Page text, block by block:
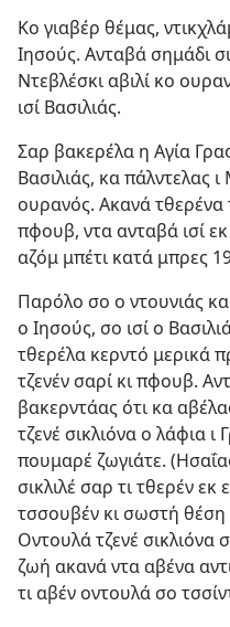
Κο γιαβέρ θέμας,
Ιησούς. Ανταβά σημάδι
Ντεβλέσκι αβιλί κο
ισί Βασιλιάς.
Σαρ βακερέλα η Αγία
Βασιλιάς, κα πάλντελας
ουρανός. Ακανά τθερένα
πφουβ, ντα ανταβά ισί
αζόμ μπέτι κατά μπρες
Παρόλο σο ο ντουνιάς
ο Ιησούς, σο ισί ο
τθερέλα κερντό μερικά
τζενέν σαρί κι πφουβ.
βακερντάας ότι κα
τζενέ σικλιόνα ο λάφια
πουμαρέ ζωγιάτε. (
σικλιλέ σαρ τι τθερέν
τσσουβέν κι σωστή θέση
Οντουλά τζενέ σικλιόνα
ζωή ακανά ντα αβένα
τι αβέν οντουλά σο